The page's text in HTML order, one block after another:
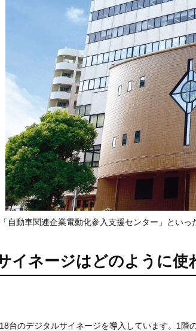
自動車関連企業電動化参入支援センター」とい
イネージはどのように使
台のデジタルサイネージを導入しています。1